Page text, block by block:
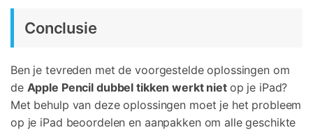
Conclusie
Ben je tevreden met de voorgestelde oplossingen om
de Apple Pencil dubbel tikken werkt niet op je iPad?
Met behulp van deze oplossingen moet je het probleem
op je iPad beoordelen en aanpakken om alle geschikte